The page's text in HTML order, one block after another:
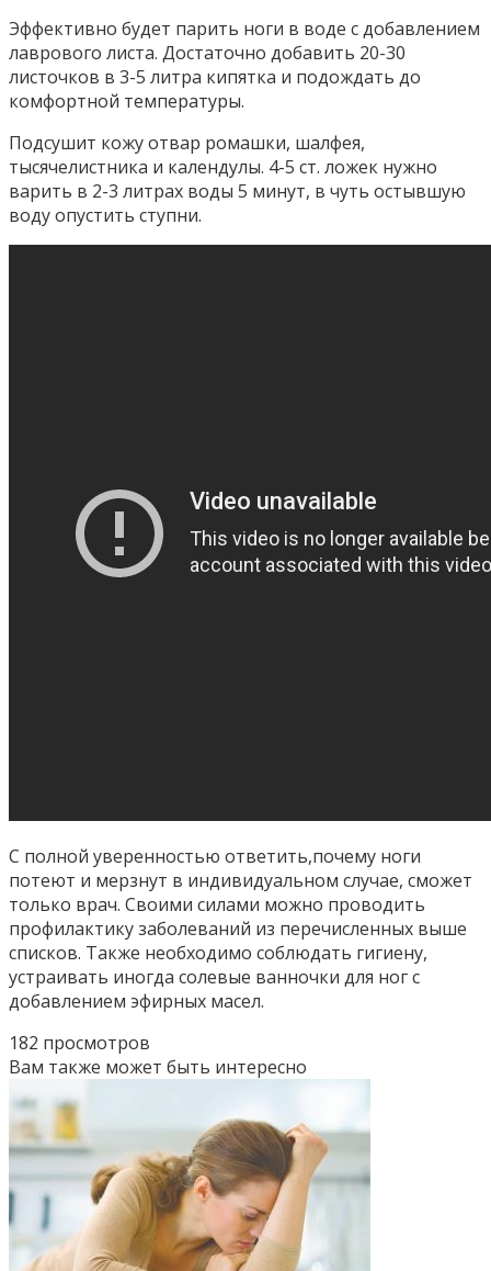
Эффективно будет парить ноги в воде с добавлением
лаврового листа. Достаточно добавить 20-30
листочков в 3-5 литра кипятка и подождать до
комфортной температуры.
Подсушит кожу отвар ромашки, шалфея,
тысячелистника и календулы. 4-5 ст. ложек нужно
варить в 2-3 литрах воды 5 минут, в чуть остывшую
воду опустить ступни.
С полной уверенностью ответить,почему ноги
потеют и мерзнут в индивидуальном случае, сможет
только врач. Своими силами можно проводить
профилактику заболеваний из перечисленных выше
списков. Также необходимо соблюдать гигиену,
устраивать иногда солевые ванночки для ног с
добавлением эфирных масел.
182 просмотров
Вам также может быть интересно